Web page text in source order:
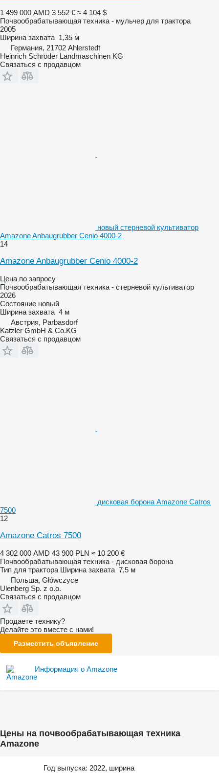
1 499 000 AMD 3 552 € ≈ 4 104 $
Почвообрабатывающая техника - мульчер для трактора
2005
Ширина захвата 1,35 м
Германия, 21702 Ahlerstedt
Heinrich Schröder Landmaschinen KG
Связаться с продавцом
новый стерневой культиватор
Amazone Anbaugrubber Cenio 4000-2
14
Amazone Anbaugrubber Cenio 4000-2
Цена по запросу
Почвообрабатывающая техника - стерневой культиватор
2026
Состояние новый
Ширина захвата 4 м
Австрия, Parbasdorf
Katzler GmbH & Co.KG
Связаться с продавцом
дисковая борона Amazone Catros
7500
12
Amazone Catros 7500
4 302 000 AMD 43 900 PLN ≈ 10 200 €
Почвообрабатывающая техника - дисковая борона
Тип для трактора Ширина захвата 7,5 м
Польша, Główczyce
Ulenberg Sp. z o.o.
Связаться с продавцом
Продаете технику?
Делайте это вместе с нами!
Разместить объявление
Информация о Amazone
Цены на почвообрабатывающая техника
Amazone
Год выпуска: 2022, ширина